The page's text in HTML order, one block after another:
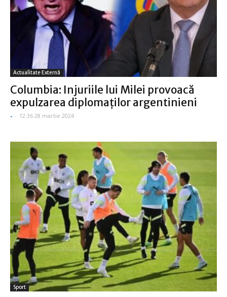
Actualitate Externă
Columbia: Injuriile lui Milei provoacă
expulzarea diplomaţilor argentinieni
- - 12:36 28 martie 2024
Sport